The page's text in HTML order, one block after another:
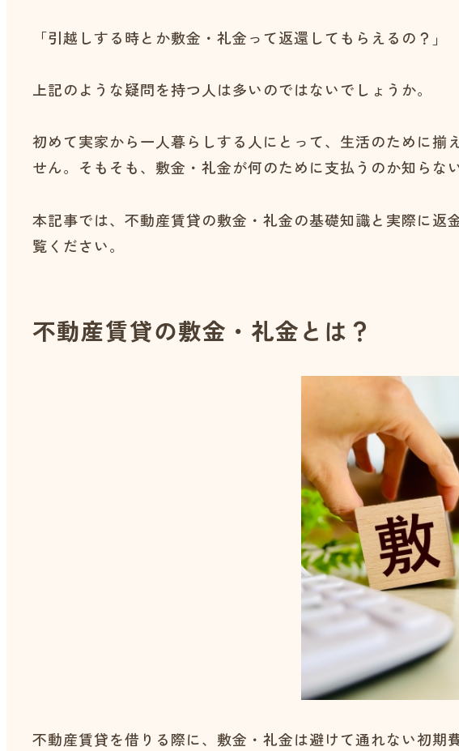
「引越しする時とか敷金・礼金って返還してもらえるの？」
上記のような疑問を持つ人は多いのではないでしょうか。
初めて実家から一人暮らしする人にとって、生活のために
せん。そもそも、敷金・礼金が何のために支払うのか知らな
本記事では、不動産賃貸の敷金・礼金の基礎知識と実際に
覧ください。
不動産賃貸の敷金・礼金とは？
不動産賃貸を借りる際に、敷金・礼金は避けて通れない初